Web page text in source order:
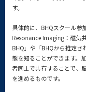
す。
具体的に、BHQスクール参
Resonance Imaging：磁気
BHQ」や「BHQから推定
態を知ることができます。
者同士で共有することで、
を進めるものです。